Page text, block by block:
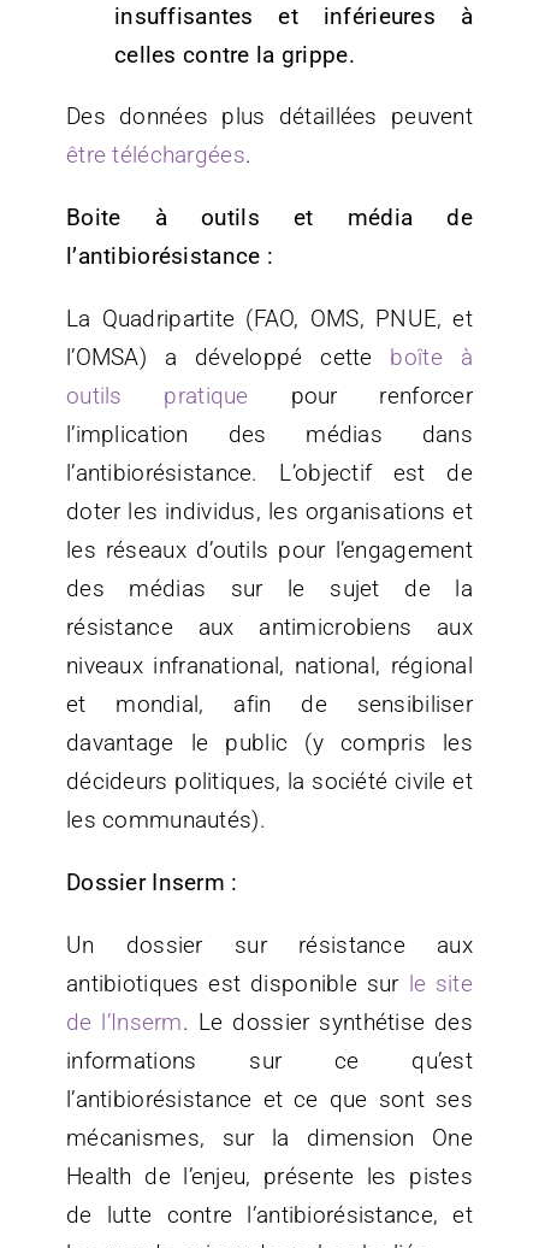
insuffisantes et inférieures à
celles contre la grippe.
Des données plus détaillées peuvent
être téléchargées.
Boite à outils et média de
l’antibiorésistance :
La Quadripartite (FAO, OMS, PNUE, et
l’OMSA) a développé cette boîte à
outils pratique pour renforcer
l’implication des médias dans
l’antibiorésistance. L’objectif est de
doter les individus, les organisations et
les réseaux d’outils pour l’engagement
des médias sur le sujet de la
résistance aux antimicrobiens aux
niveaux infranational, national, régional
et mondial, afin de sensibiliser
davantage le public (y compris les
décideurs politiques, la société civile et
les communautés).
Dossier Inserm :
Un dossier sur résistance aux
antibiotiques est disponible sur le site
de l’Inserm. Le dossier synthétise des
informations sur ce qu’est
l’antibiorésistance et ce que sont ses
mécanismes, sur la dimension One
Health de l’enjeu, présente les pistes
de lutte contre l’antibiorésistance, et